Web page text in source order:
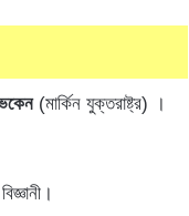
(মার্কিন যুক্তরাষ্ট্র) ।